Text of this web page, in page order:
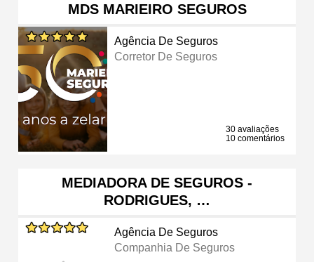
MDS MARIEIRO SEGUROS
Agência De Seguros
Corretor De Seguros
30 avaliações
10 comentários
MEDIADORA DE SEGUROS -
RODRIGUES, …
Agência De Seguros
Companhia De Seguros